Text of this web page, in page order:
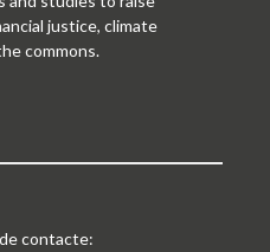
justice, climate
commons.
contacte: